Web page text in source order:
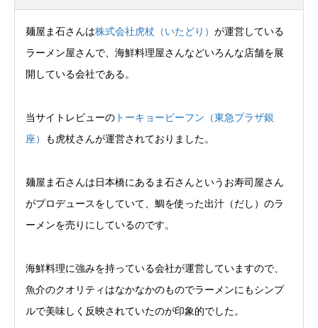
麺屋ま石さんは株式会社虎杖（いたどり） が運営している
ラーメン屋さんで、海鮮料理屋さんなどいろんな店舗を展
開している会社である。
当サイトレビューの トーキョービーフン（東急プラザ銀
座）
も虎杖さんが運営されておりました。
麺屋ま石さんは日本橋にあるま石さんというお寿司屋さん
がプロデュースをしていて、鯛を使った出汁（だし）のラ
ーメンを売りにしているのです。
海鮮料理に強みを持っている会社が運営していますので、
魚介のクオリティはなかなかのものでラーメンにもシンプ
ルで美味しく反映されていたのが印象的でした。